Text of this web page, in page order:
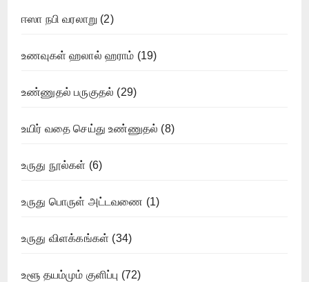
ஈஸா நபி வரலாறு (2)
உணவுகள் ஹலால் ஹராம் (19)
உண்ணுதல் பருகுதல் (29)
உயிர் வதை செய்து உண்ணுதல் (8)
உருது நூல்கள் (6)
உருது பொருள் அட்டவணை (1)
உருது விளக்கங்கள் (34)
உளூ தயம்மும் குளிப்பு (72)